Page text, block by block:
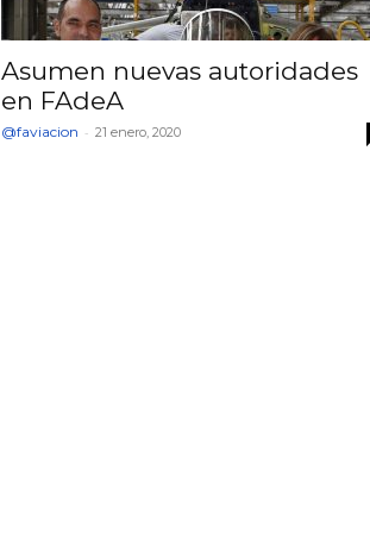
Asumen nuevas autoridades
en FAdeA
@faviacion - 21 enero, 2020